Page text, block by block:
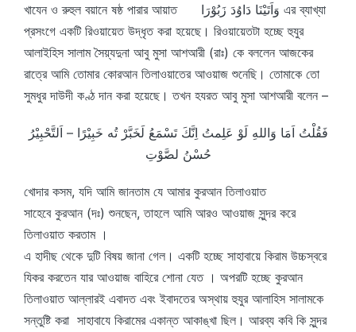
খাযেন ও রুহুল বয়ানে ষষ্ঠ পারার আয়াত وَاَتَيْنَا دَاوُدَ زَبُوْرَا এর ব্যাখ্যা
প্রসংগে একটি রিওয়ায়েত উদ্ধৃত করা হয়েছে। রিওয়ায়েতটা হচ্ছে হুযুর
আলাইহিস সালাম সৈয়্যদুনা আবু মুসা আশআরী (রাঃ) কে বললেন আজকের
রাত্রে আমি তোমার কোরআন তিলাওয়াতের আওয়াজ শুনেছি। তোমাকে তো
সুমধুর দাউদী কণ্ঠ দান করা হয়েছে। তখন হযরত আবু মুসা আশআরী বলেন –
فَقُلْتُ اَمَا وَاللهِ لَوْ عَلِمتُ اِنَّكَ تَسْمَعُ لَخَبَّرْ تُه خَبِيْرًا – اَلتَّحْبِيْرُ
حُسْنُ لصَّوْتِ
খোদার কসম, যদি আমি জানতাম যে আমার কুরআন তিলাওয়াত
সাহেবে কুরআন (দঃ) শুনছেন, তাহলে আমি আরও আওয়াজ সুন্দর করে
তিলাওয়াত করতাম ।
এ হাদীছ থেকে দুটি বিষয় জানা গেল। একটি হচ্ছে সাহাবায়ে কিরাম উচ্চস্বরে
যিকর করতেন যার আওয়াজ বাহিরে শোনা যেত । অপরটি হচ্ছে কুরআন
তিলাওয়াত আল্লারই এবাদত এবং ইবাদতের অস্থায় হুযুর আলাহিস সালামকে
সন্তুষ্টি করা সাহাবাযে কিরামের একান্ত আকাঙ্খা ছিল। আরব্য কবি কি সুন্দর